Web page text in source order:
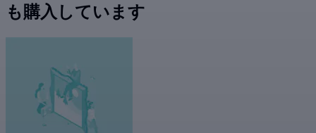
も購入しています